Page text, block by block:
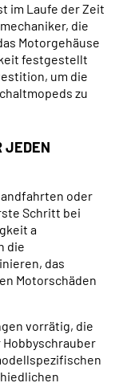
im Laufe der Zeit
die
Motorgehäuse
festgestellt
um die
zu
JEDEN
oder
Schritt bei
a
die
das
Motorschäden
vorrätig, die